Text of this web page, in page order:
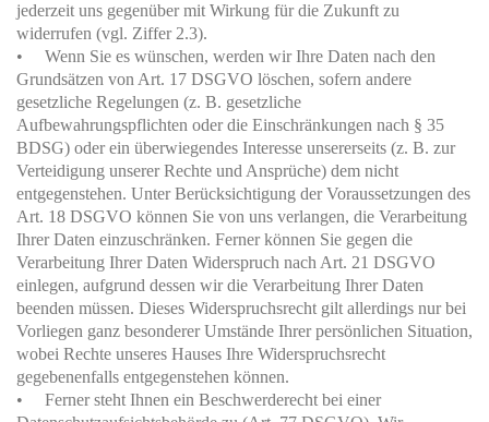
jederzeit uns gegenüber mit Wirkung für die Zukunft zu
widerrufen (vgl. Ziffer 2.3).
• Wenn Sie es wünschen, werden wir Ihre Daten nach den
Grundsätzen von Art. 17 DSGVO löschen, sofern andere
gesetzliche Regelungen (z. B. gesetzliche
Aufbewahrungspflichten oder die Einschränkungen nach § 35
BDSG) oder ein überwiegendes Interesse unsererseits (z. B. zur
Verteidigung unserer Rechte und Ansprüche) dem nicht
entgegenstehen. Unter Berücksichtigung der Voraussetzungen des
Art. 18 DSGVO können Sie von uns verlangen, die Verarbeitung
Ihrer Daten einzuschränken. Ferner können Sie gegen die
Verarbeitung Ihrer Daten Widerspruch nach Art. 21 DSGVO
einlegen, aufgrund dessen wir die Verarbeitung Ihrer Daten
beenden müssen. Dieses Widerspruchsrecht gilt allerdings nur bei
Vorliegen ganz besonderer Umstände Ihrer persönlichen Situation,
wobei Rechte unseres Hauses Ihre Widerspruchsrecht
gegebenenfalls entgegenstehen können.
• Ferner steht Ihnen ein Beschwerderecht bei einer